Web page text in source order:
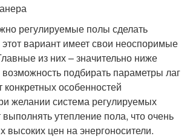
регулируемые полы сделать
вариант имеет свои неоспоримые
из них – значительно ниже
подбирать параметры лаг
конкретных особенностей
желании система регулируемых
утепление пола, что очень
высоких цен на энергоносители.